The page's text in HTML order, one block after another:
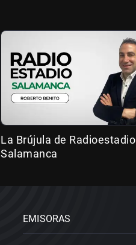
La Brújula de Radioestadio
Salamanca
EMISORAS